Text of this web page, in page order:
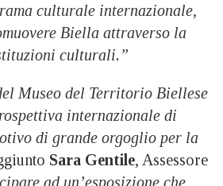
culturale internazionale,
Biella attraverso la
culturali.”
Museo del Territorio Biellese
internazionale di
di grande orgoglio per la
Sara Gentile, Assessore
ad un’esposizione che